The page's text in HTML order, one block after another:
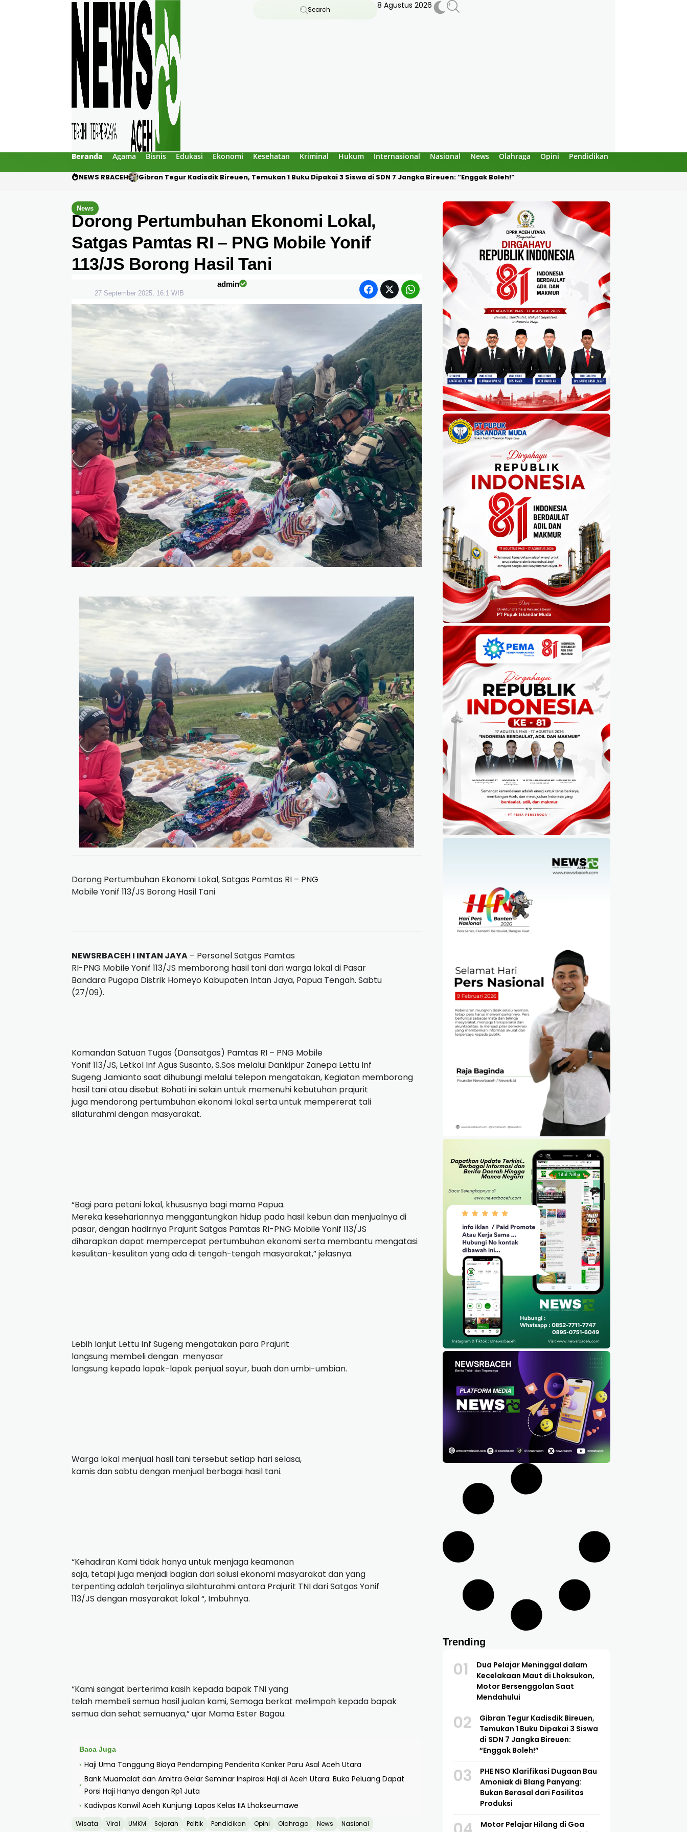
Search 8 Agustus 2026
Beranda Agama Bisnis Edukasi Ekonomi Kesehatan Kriminal Hukum Internasional Nasional News Olahraga Opini Pendidikan
NEWS RBACEH PHE NSO Klarifikasi Dugaan Bau Amoniak di Blang Panyang: Bukan Berasal dari Fasilitas Produksi
News
Dorong Pertumbuhan Ekonomi Lokal,
Satgas Pamtas RI – PNG Mobile Yonif
113/JS Borong Hasil Tani
admin
27 September 2025, 16:1 WIB
Dorong Pertumbuhan Ekonomi Lokal, Satgas Pamtas RI – PNG
Mobile Yonif 113/JS Borong Hasil Tani
NEWSRBACEH I INTAN JAYA – Personel Satgas Pamtas
RI-PNG Mobile Yonif 113/JS memborong hasil tani dari warga lokal di Pasar
Bandara Pugapa Distrik Homeyo Kabupaten Intan Jaya, Papua Tengah. Sabtu
(27/09).
Komandan Satuan Tugas (Dansatgas) Pamtas RI – PNG Mobile
Yonif 113/JS, Letkol Inf Agus Susanto, S.Sos melalui Dankipur Zanepa Lettu Inf
Sugeng Jamianto saat dihubungi melalui telepon mengatakan, Kegiatan memborong
hasil tani atau disebut Bohati ini selain untuk memenuhi kebutuhan prajurit
juga mendorong pertumbuhan ekonomi lokal serta untuk mempererat tali
silaturahmi dengan masyarakat.
“Bagi para petani lokal, khususnya bagi mama Papua.
Mereka kesehariannya menggantungkan hidup pada hasil kebun dan menjualnya di
pasar, dengan hadirnya Prajurit Satgas Pamtas RI-PNG Mobile Yonif 113/JS
diharapkan dapat mempercepat pertumbuhan ekonomi serta membantu mengatasi
kesulitan-kesulitan yang ada di tengah-tengah masyarakat,” jelasnya.
Lebih lanjut Lettu Inf Sugeng mengatakan para Prajurit
langsung membeli dengan menyasar
langsung kepada lapak-lapak penjual sayur, buah dan umbi-umbian.
Warga lokal menjual hasil tani tersebut setiap hari selasa,
kamis dan sabtu dengan menjual berbagai hasil tani.
“Kehadiran Kami tidak hanya untuk menjaga keamanan
saja, tetapi juga menjadi bagian dari solusi ekonomi masyarakat dan yang
terpenting adalah terjalinya silahturahmi antara Prajurit TNI dari Satgas Yonif
113/JS dengan masyarakat lokal “, Imbuhnya.
“Kami sangat berterima kasih kepada bapak TNI yang
telah membeli semua hasil jualan kami, Semoga berkat melimpah kepada bapak
semua dan sehat semuanya,” ujar Mama Ester Bagau.
Baca Juga
› Haji Uma Tanggung Biaya Pendamping Penderita Kanker Paru Asal Aceh Utara
›
Bank Muamalat dan Amitra Gelar Seminar Inspirasi Haji di Aceh Utara: Buka Peluang Dapat
Porsi Haji Hanya dengan Rp1 Juta
› Kadivpas Kanwil Aceh Kunjungi Lapas Kelas IIA Lhokseumawe
Wisata Viral UMKM Sejarah Politik Pendidikan Opini Olahraga News Nasional
Trending
01
Dua Pelajar Meninggal dalam
Kecelakaan Maut di Lhoksukon,
Motor Bersenggolan Saat
Mendahului
02
Gibran Tegur Kadisdik Bireuen,
Temukan 1 Buku Dipakai 3 Siswa
di SDN 7 Jangka Bireuen:
“Enggak Boleh!”
03
PHE NSO Klarifikasi Dugaan Bau
Amoniak di Blang Panyang:
Bukan Berasal dari Fasilitas
Produksi
Motor Pelajar Hilang di Goa